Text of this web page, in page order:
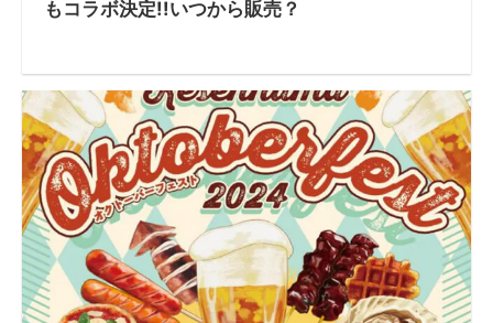
もコラボ決定!!いつから販売？